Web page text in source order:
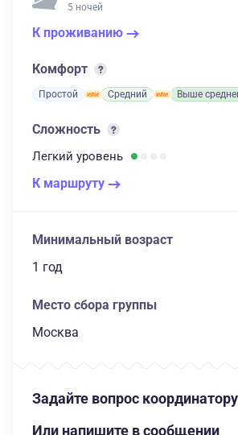
5 ночей
К проживанию
Комфорт
Простой Средний Выше
Сложность
Легкий уровень
К маршруту
Минимальный возраст
1 год
Место сбора группы
Москва
Задайте вопрос
Или напишите в сообщении